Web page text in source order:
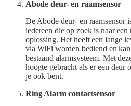
Abode deur- en raamsensor
De Abode deur- en raamsensor
iedereen die op zoek is naar
oplossing. Het heeft een lange
via WiFi worden bediend en
bestaand alarmsysteem. Met
hoogte gebracht als er een deur
je ook bent.
Ring Alarm contactsensor